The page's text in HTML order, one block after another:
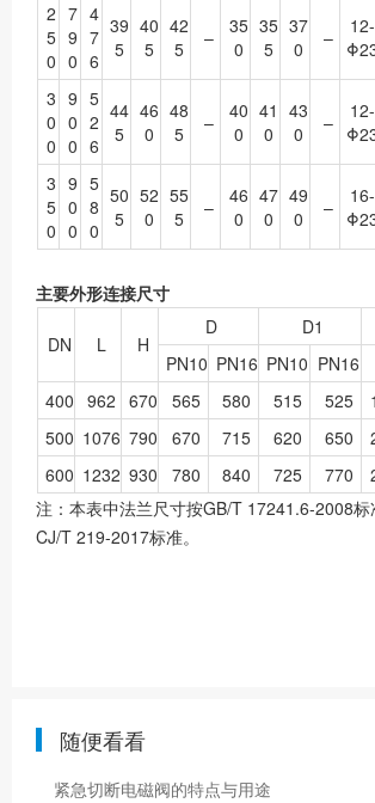
2
5
0
7
9
0
4
7
6
39
5
40
5
42
5
–
35
0
35
5
37
0
–
12-
3
0
0
9
0
0
5
2
6
44
5
46
0
48
5
–
40
0
41
0
43
0
–
12-
3
5
0
9
0
0
5
8
0
50
5
52
0
55
5
–
46
0
47
0
49
0
–
16-
主要外形连接尺寸
DN L H
D D1
PN10 PN16 PN10 PN16
400 962 670 565 580 515 525
500 1076 790 670 715 620 650
600 1232 930 780 840 725 770
注：本表中法兰尺寸按GB/T 17241.6-2008
CJ/T 219-2017标准。
随便看看
紧急切断电磁阀的特点与用途